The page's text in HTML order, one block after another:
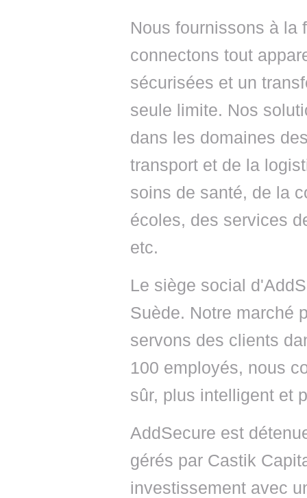
Nous fournissons à la
connectons tout
sécurisées et un
seule limite. Nos
dans les domaines
transport et de la
soins de santé, de la
écoles, des services
etc.
Le siège social
Suède. Notre marché
servons des clients
100 employés, nous
sûr, plus intelligent et
AddSecure est
gérés par Castik
investissement avec